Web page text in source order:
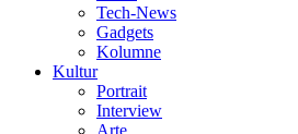
Tech-News
Gadgets
Kolumne
Kultur
Portrait
Interview
Arte